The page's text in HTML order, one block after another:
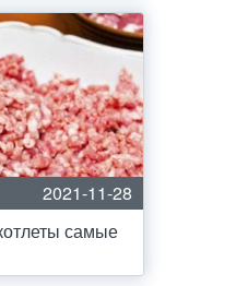
2021-11-28
самые